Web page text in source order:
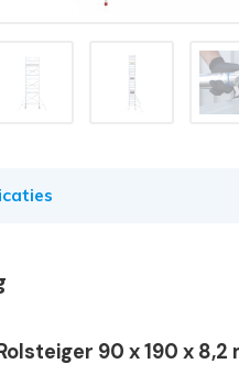
90 x 190 x